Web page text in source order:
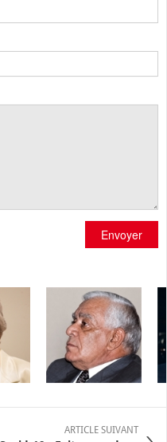
Envoyer
ARTICLE SUIVANT